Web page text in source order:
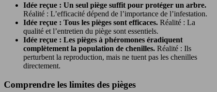
Idée reçue : Un seul piège suffit pour protéger un arbre.
Réalité : L’efficacité dépend de l’importance de l’infestation.
Idée reçue : Tous les pièges sont efficaces. Réalité : La
qualité et l’entretien du piège sont essentiels.
Idée reçue : Les pièges à phéromones éradiquent
complètement la population de chenilles. Réalité : Ils
perturbent la reproduction, mais ne tuent pas les chenilles
directement.
Comprendre les limites des pièges